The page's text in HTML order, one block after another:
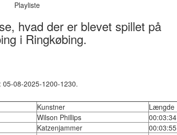
Playliste
hvad der er blevet spillet på
i Ringkøbing.
08-2025-1200-1230.
Kunstner
Længde
Wilson Phillips
00:03:34
Katzenjammer
00:03:55